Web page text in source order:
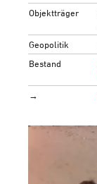
Objektträger
Geopolitik
Bestand
→